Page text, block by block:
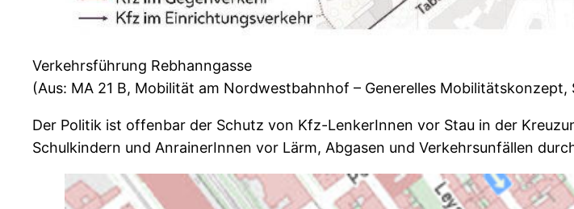
Verkehrsführung Rebhanngasse
(Aus: MA 21 B, Mobilität am Nordwestbahnhof – Generelles Mobilitätskonzept,
Der Politik ist offenbar der Schutz von Kfz-LenkerInnen vor Stau in der
Schulkindern und AnrainerInnen vor Lärm, Abgasen und Verkehrsunfällen